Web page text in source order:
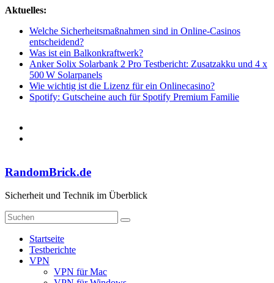
Zum
springen
Aktuelles:
Welche Sicherheitsmaßnahmen sind in Online-Casinos
entscheidend?
Was ist ein Balkonkraftwerk?
Anker Solix Solarbank 2 Pro Testbericht: Zusatzakku und 4 x
500 W Solarpanels
Wie wichtig ist die Lizenz für ein Onlinecasino?
Spotify: Gutscheine auch für Spotify Premium Familie
RandomBrick.de
Sicherheit und Technik im Überblick
Startseite
Testberichte
VPN
VPN für Mac